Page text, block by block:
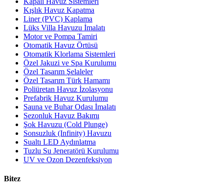
Kışlık Havuz Kapatma
Liner (PVC) Kaplama
Lüks Villa Havuzu İmalatı
Motor ve Pompa Tamiri
Otomatik Havuz Örtüsü
Otomatik Klorlama Sistemleri
Özel Jakuzi ve Spa Kurulumu
Özel Tasarım Şelaleler
Özel Tasarım Türk Hamamı
Poliüretan Havuz İzolasyonu
Prefabrik Havuz Kurulumu
Sauna ve Buhar Odası İmalatı
Sezonluk Havuz Bakımı
Şok Havuzu (Cold Plunge)
Sonsuzluk (Infinity) Havuzu
Sualtı LED Aydınlatma
Tuzlu Su Jeneratörü Kurulumu
UV ve Ozon Dezenfeksiyon
Bitez